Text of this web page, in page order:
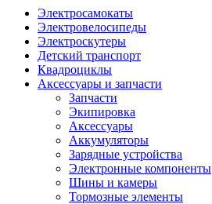
Электросамокаты
Электровелосипеды
Электроскутеры
Детский транспорт
Квадроциклы
Аксессуары и запчасти
Запчасти
Экипировка
Аксессуары
Аккумуляторы
Зарядные устройства
Электронные компоненты
Шины и камеры
Тормозные элементы